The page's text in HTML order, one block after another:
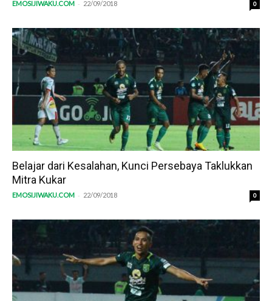
EMOSIJIWAKU.COM - 22/09/2018 0
Belajar dari Kesalahan, Kunci Persebaya Taklukkan
Mitra Kukar
EMOSIJIWAKU.COM - 22/09/2018 0